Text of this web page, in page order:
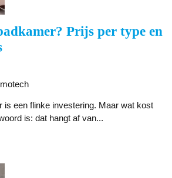
Prijs per type en
is een flinke investering. Maar wat kost
is: dat hangt af van...